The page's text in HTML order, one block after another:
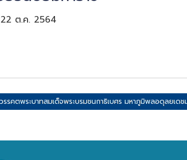
22 ต.ค. 2564
รคตพระบาทสมเด็จพระบรมชนกาธิเบศร มหาภูมิพลอดุลยเด